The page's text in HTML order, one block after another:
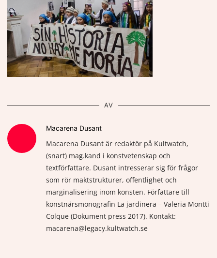
AV
Macarena Dusant
Macarena Dusant är redaktör på Kultwatch,
(snart) mag.kand i konstvetenskap och
textförfattare. Dusant intresserar sig för frågor
som rör maktstrukturer, offentlighet och
marginalisering inom konsten. Författare till
konstnärsmonografin La jardinera – Valeria Montti
Colque (Dokument press 2017). Kontakt:
macarena@legacy.kultwatch.se